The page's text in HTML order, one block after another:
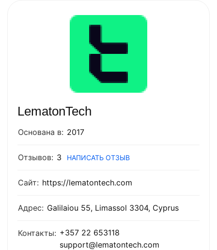
LematonTech
Основана в: 2017
Отзывов: 3 НАПИСАТЬ ОТЗЫВ
Сайт: https://lematontech.com
Адрес: Galilaiou 55, Limassol 3304, Cyprus
Контакты: +357 22 653118
support@lematontech.com